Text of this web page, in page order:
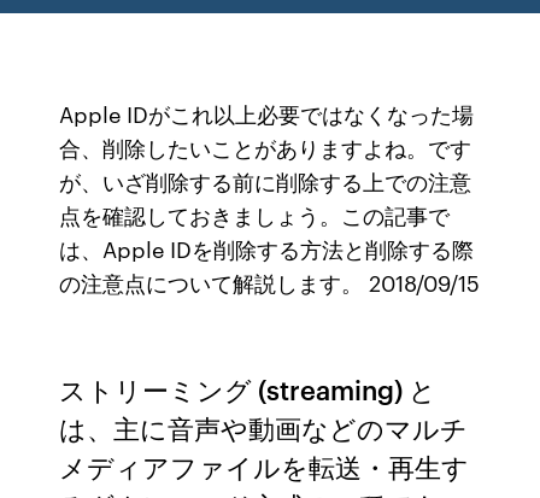
Apple IDがこれ以上必要ではなくなった場
合、削除したいことがありますよね。です
が、いざ削除する前に削除する上での注意
点を確認しておきましょう。この記事で
は、Apple IDを削除する方法と削除する際
の注意点について解説します。 2018/09/15
ストリーミング (streaming) と
は、主に音声や動画などのマルチ
メディアファイルを転送・再生す